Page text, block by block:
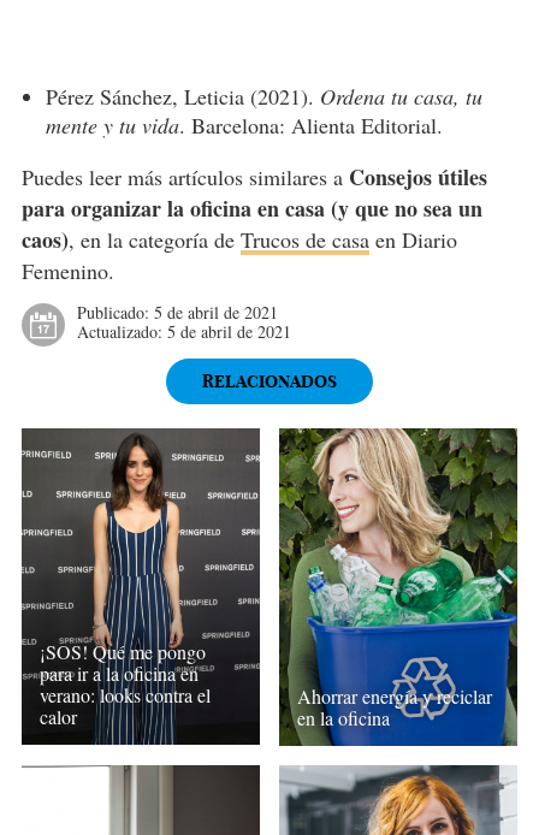
Pérez Sánchez, Leticia (2021). Ordena tu casa, tu
mente y tu vida. Barcelona: Alienta Editorial.
Puedes leer más artículos similares a Consejos útiles
para organizar la oficina en casa (y que no sea un
caos), en la categoría de Trucos de casaen Diario
Femenino.
Publicado: 5 de abril de 2021
Actualizado: 5 de abril de 2021
RELACIONADOS
¡SOS! Qué me pongo
para ir a la oficina en
verano: looks contra el
calor
Ahorrar energía y reciclar
en la oficina